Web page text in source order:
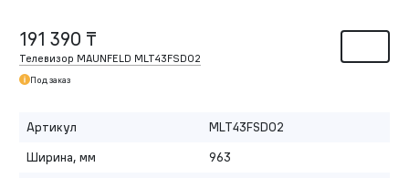
191 390 ₸
Телевизор MAUNFELD MLT43FSD02
Под заказ
Артикул
MLT43FSD02
Ширина, мм
963